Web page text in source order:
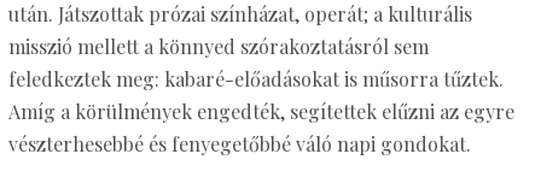
után. Játszottak prózai színházat, operát; a kulturális
misszió mellett a könnyed szórakoztatásról sem
feledkeztek meg: kabaré-előadásokat is műsorra tűztek.
Amíg a körülmények engedték, segítettek elűzni az egyre
vészterhesebbé és fenyegetőbbé váló napi gondokat.